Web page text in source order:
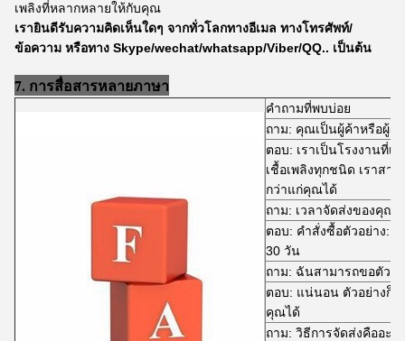
เพลิงที่หลากหลายให้กับคุณ
เรายินดีรับความคิดเห็นใดๆ จากทั่วโลกทางอีเมล ทางโทรศัพท์/
ข้อความ หรือทาง Skype/wechat/whatsapp/Viber/QQ.. เป็นต้น
7. การสื่อสารหลายภาษา
คำถามที่พบบ่อย
ถาม: คุณเป็นผู้ค้าหรือผู้ผ
ตอบ: เราเป็นโรงงาน
เชื้อเพลิงทุกชนิด เราสา
กว่าแก่คุณได้
ถาม: เวลาจัดส่งของคุณคื
ตอบ: คำสั่งซื้อตัวอย่าง:
30 วัน
ถาม: ฉันสามารถขอตัวอ
ตอบ: แน่นอน ตัวอย่างก็โ
คุณได้
ถาม: วิธีการจัดส่งคืออะไ